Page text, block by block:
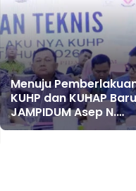
Menuju
KUHP dan KUHAP
JAMPIDUM Asep N.
Mulyana Beri Arahan